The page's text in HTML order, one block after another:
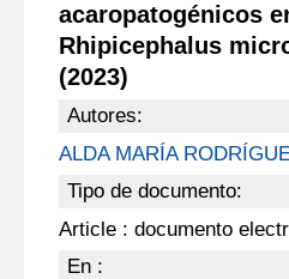
acaropatogénicos
Rhipicephalus
(2023)
Autores:
ALDA MARÍA
Tipo de documento:
Article : documento
En :